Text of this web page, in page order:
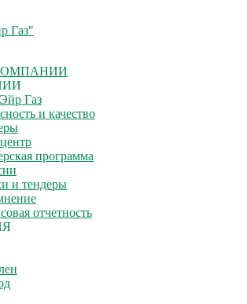
Газ
и качество
программа
и тендеры
отчетность